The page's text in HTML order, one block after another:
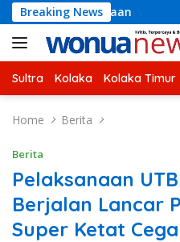
Skip
to
content
Breaking NewsAnggota
Sultra Kolaka Kolaka Timur
Home Berita
Berita
Pelaksanaan
Berjalan Lancar
Super Ketat